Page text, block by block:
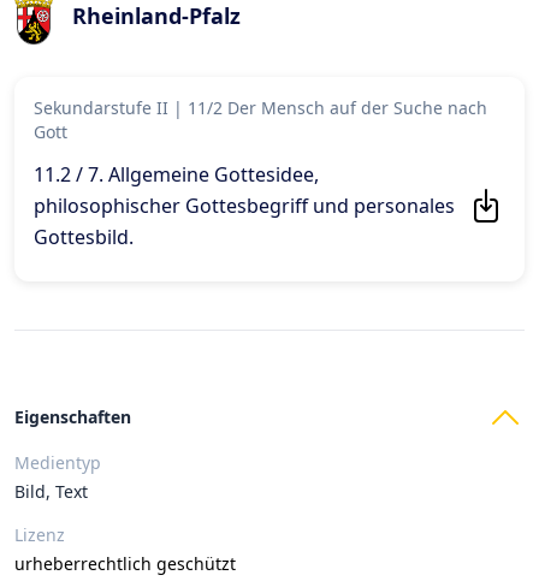
Rheinland-Pfalz
Sekundarstufe II | 11/2 Der Mensch auf der Suche nach
Gott
11.2 / 7. Allgemeine Gottesidee,
philosophischer Gottesbegriff und personales
Gottesbild.
Eigenschaften
Medientyp
Bild, Text
Lizenz
urheberrechtlich geschützt